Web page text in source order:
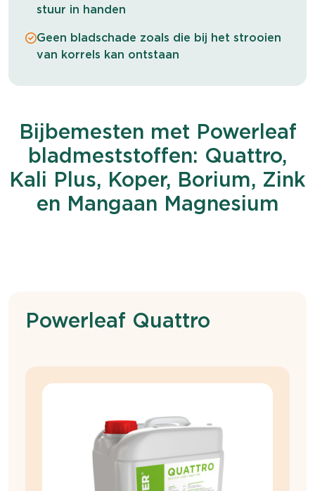
stuur in handen
Geen bladschade zoals die bij het strooien
van korrels kan ontstaan
Bijbemesten met Powerleaf
bladmeststoffen: Quattro,
Kali Plus, Koper, Borium, Zink
en Mangaan Magnesium
Powerleaf Quattro